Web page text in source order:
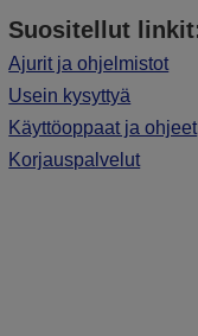
Suositellut
Ajurit ja ohjelmistot
Usein kysyttyä
Käyttöoppaat ja ohjeet
Korjauspalvelut